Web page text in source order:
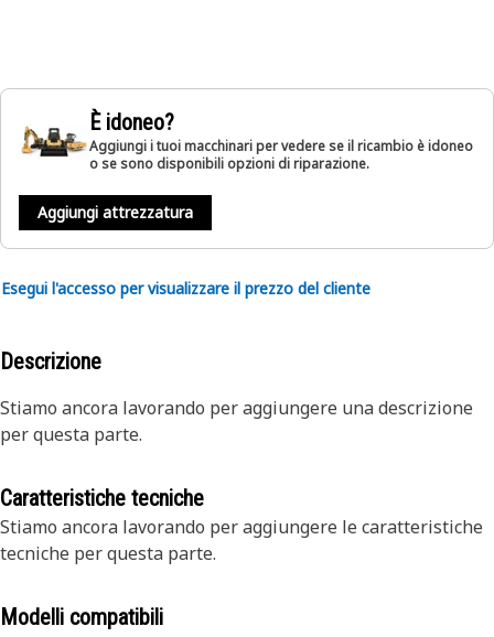
È idoneo?
Aggiungi i tuoi macchinari per vedere se il ricambio è idoneo
o se sono disponibili opzioni di riparazione.
Aggiungi attrezzatura
Esegui l'accesso per visualizzare il prezzo del cliente
Descrizione
Stiamo ancora lavorando per aggiungere una descrizione
per questa parte.
Caratteristiche tecniche
Stiamo ancora lavorando per aggiungere le caratteristiche
tecniche per questa parte.
Modelli compatibili